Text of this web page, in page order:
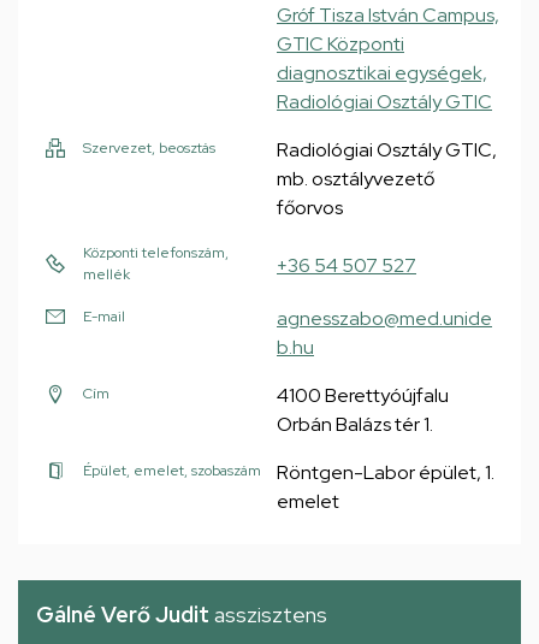
Gróf Tisza István Campus,
GTIC Központi
diagnosztikai egységek,
Radiológiai Osztály GTIC
Szervezet, beosztás
Radiológiai Osztály GTIC,
mb. osztályvezető
főorvos
Központi telefonszám,
mellék
+36 54 507 527
E-mail
agnesszabo@med.unide
b.hu
Cím
4100 Berettyóújfalu
Orbán Balázs tér 1.
Épület, emelet, szobaszám
Röntgen-Labor épület, 1.
emelet
Gálné Verő Judit asszisztens